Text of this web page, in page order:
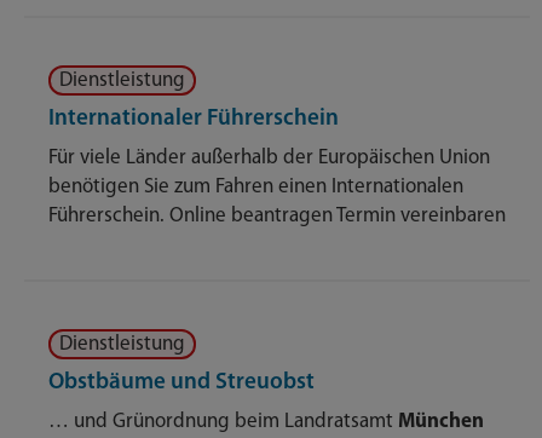
Dienstleistung
Internationaler Führerschein
Für viele Länder außerhalb der Europäischen Union
benötigen Sie zum Fahren einen Internationalen
Führerschein. Online beantragen Termin vereinbaren
Dienstleistung
Obstbäume und Streuobst
… und Grünordnung beim Landratsamt München